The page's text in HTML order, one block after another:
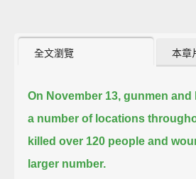
全文瀏覽 本章
On November 13, gunmen and
a number of locations
killed over 120 people and
larger number.